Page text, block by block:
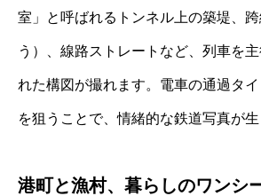
室」と呼ばれるトンネル上の築堤、
う）、線路ストレートなど、列車を
れた構図が撮れます。電車の通過タ
を狙うことで、情緒的な鉄道写真が生
港町と漁村、暮らしのワンシ